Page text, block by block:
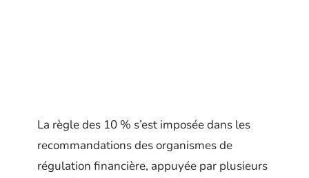
La règle des 10 % s’est imposée dans les
recommandations des organismes de
régulation financière, appuyée par plusieurs